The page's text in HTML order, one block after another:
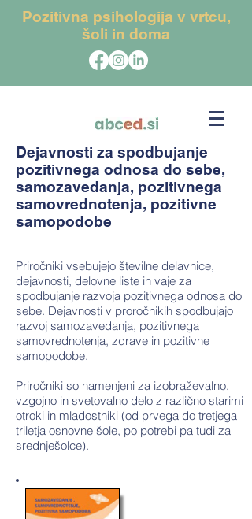
Pozitivna psihologija v vrtcu,
šoli in doma
Dejavnosti za spodbujanje
pozitivnega odnosa do sebe,
samozavedanja, pozitivnega
samovrednotenja, pozitivne
samopodobe
Priročniki vsebujejo številne delavnice,
dejavnosti, delovne liste in vaje za
spodbujanje razvoja pozitivnega odnosa do
sebe. Dejavnosti v proročnikih spodbujajo
razvoj samozavedanja, pozitivnega
samovrednotenja, zdrave in pozitivne
samopodobe.
Priročniki so namenjeni za izobraževalno,
vzgojno in svetovalno delo z različno starimi
otroki in mladostniki (od prvega do tretjega
triletja osnovne šole, po potrebi pa tudi za
srednješolce).